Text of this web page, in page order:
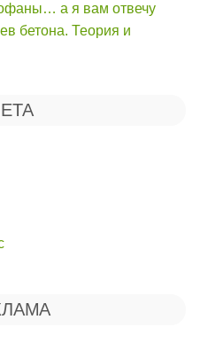
а я вам отвечу
бетона. Теория и